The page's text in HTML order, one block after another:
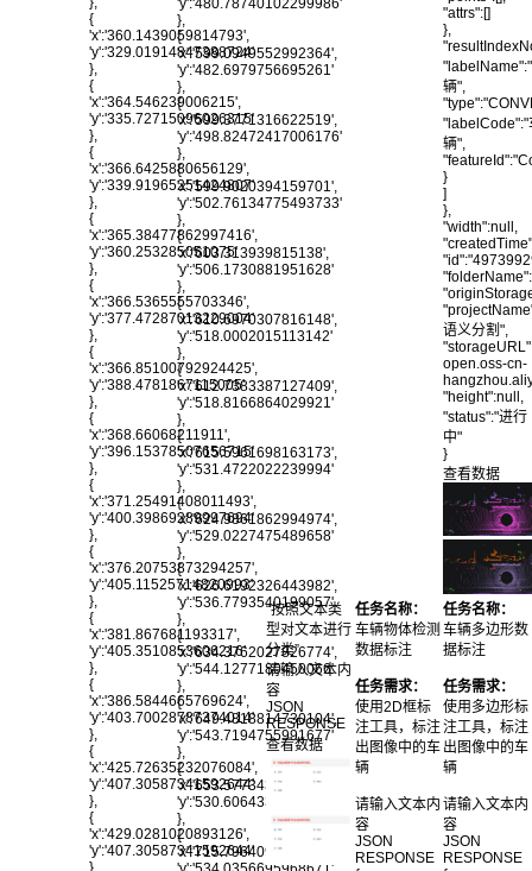
{
'x':'360.1439059814793',
'y':'329.01914847388724'
},
{
'x':'364.546239006215',
'y':'335.72715096026315'
},
{
'x':'366.6425880656129',
'y':'339.91965251424807'
},
{
'x':'365.38477862997416',
'y':'360.253285051075'
},
{
'x':'366.5365555703346',
'y':'377.47287013229004'
},
{
'x':'366.85100792924425',
'y':'388.4781867115005'
},
{
'x':'368.66068211911',
'y':'396.15378507656715'
},
{
'x':'371.25491408011493',
'y':'400.39869289997694'
},
{
'x':'376.20753873294257',
'y':'405.11525714820993'
},
{
'x':'381.867681193317',
'y':'405.3510853606216'
},
{
'x':'386.5844665769624',
'y':'403.70028787374014'
},
{
'x':'425.72635232076084',
'y':'407.30587341592644'
},
{
'x':'429.0281020893126',
'y':'407.30587341592644'
},
'y':'480.78740102299986'
},
{
'x':'599.0949552992364',
'y':'482.6979756695261'
},
{
'x':'599.3771316622519',
'y':'498.82472417006176'
},
{
'x':'599.9020394159701',
'y':'502.76134775493733'
},
{
'x':'603.313939815138',
'y':'506.1730881951628'
},
{
'x':'610.6970307816148',
'y':'518.0002015113142'
},
{
'x':'612.7383387127409',
'y':'518.8166864029921'
},
{
'x':'615.5961698163173',
'y':'531.4722022239994'
},
{
'x':'624.9861862994974',
'y':'529.0227475489658'
},
{
'x':'626.6192326443982',
'y':'536.7793540199057'
},
{
'x':'634.3762027826774',
'y':'544.1277180450066'
},
{
'x':'649.4818814730104',
'y':'543.7194755991677'
},
{
'x':'653.577343438357',
'y':'530.6064330518201'
},
{
'x':'715.7964091790802',
"attrs":[]
},
辆",
"labelCode":"
辆",
}
]
},
"width":null,
语义分割",
open.oss-cn-
"height":null,
"status":"进行
中"
}
查看数据
“按照文本类
型对文本进行
分类”
请输入文本内
容
JSON
RESPONSE
查看数据
任务名称：
车辆物体检测
数据标注
任务需求：
使用2D框标
注工具，标注
出图像中的车
辆
请输入文本内
容
JSON
RESPONSE
任务名称：
车辆多边形数
据标注
任务需求：
使用多边形标
注工具，标注
出图像中的车
辆
请输入文本内
容
JSON
RESPONSE